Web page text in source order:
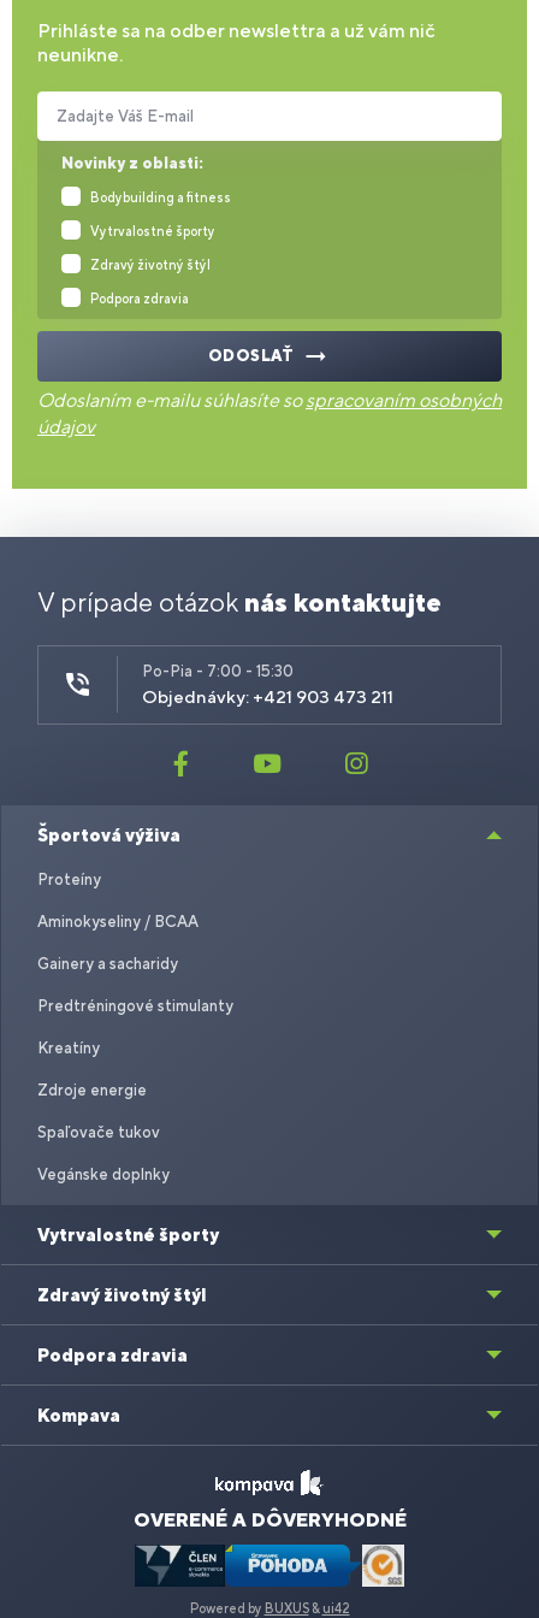
Prihláste sa na odber newslettra a už vám nič
neunikne.
Novinky z oblasti:
Bodybuilding a fitness
Vytrvalostné športy
Zdravý životný štýl
Podpora zdravia
Zadajte Váš E-mail
ODOSLAŤ
Odoslaním e-mailu súhlasíte sospracovaním osobných
údajov
V prípade otázok nás kontaktujte
Po-Pia - 7:00 - 15:30
Objednávky: +421 903 473 211
Športová výživa
Proteíny
Aminokyseliny / BCAA
Gainery a sacharidy
Predtréningové stimulanty
Kreatíny
Zdroje energie
Spaľovače tukov
Vegánske doplnky
Vytrvalostné športy
Zdravý životný štýl
Podpora zdravia
Kompava
OVERENÉ A DÔVERYHODNÉ
Powered by BUXUS& ui42